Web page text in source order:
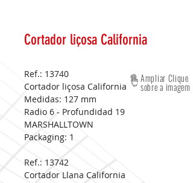
Cortador liçosa California
Ref.: 13740
Cortador liçosa California
Medidas: 127 mm
Radio 6 - Profundidad 19
MARSHALLTOWN
Packaging: 1
Ref.: 13742
Cortador Llana California
Ampliar Clique
sobre a imagem